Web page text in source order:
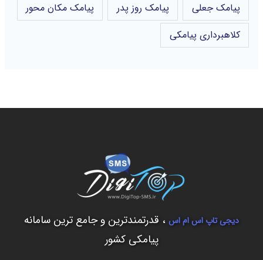
پیامک جعلی پیامک روز پدر
پیامک مکان محور
کلاهبرداری پیامکی
دیجی تاپ اس ام اس ، قدرتمندترین و جامع ترین سامانه
پیامکی کشور